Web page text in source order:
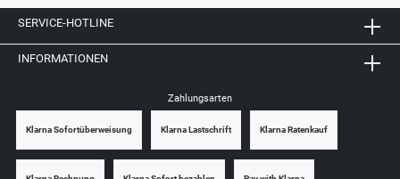
SERVICE-HOTLINE
INFORMATIONEN
Zahlungsarten
Klarna Sofortüberweisung Klarna Lastschrift Klarna Ratenkauf